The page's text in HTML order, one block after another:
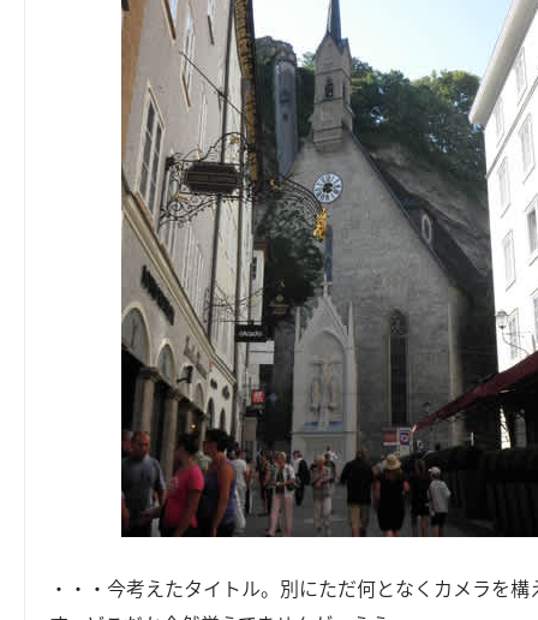
・・・今考えたタイトル。別にただ何となくカメラを